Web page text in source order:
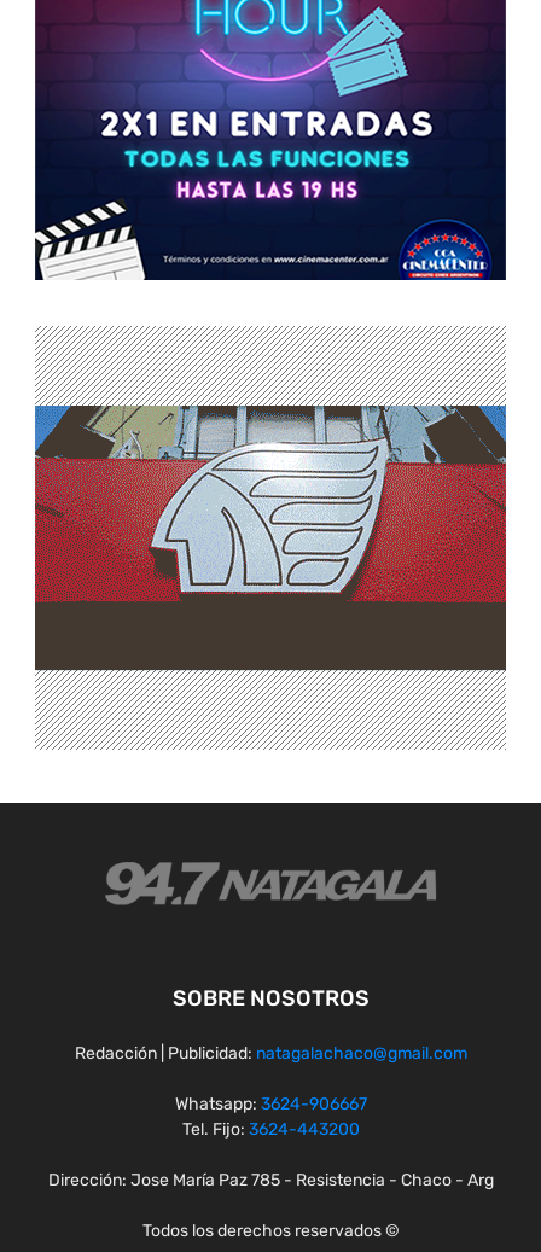
SOBRE NOSOTROS
Redacción | Publicidad: natagalachaco@gmail.com
Whatsapp: 3624-906667
Tel. Fijo: 3624-443200
Dirección: Jose María Paz 785 - Resistencia - Chaco - Arg
Todos los derechos reservados ©